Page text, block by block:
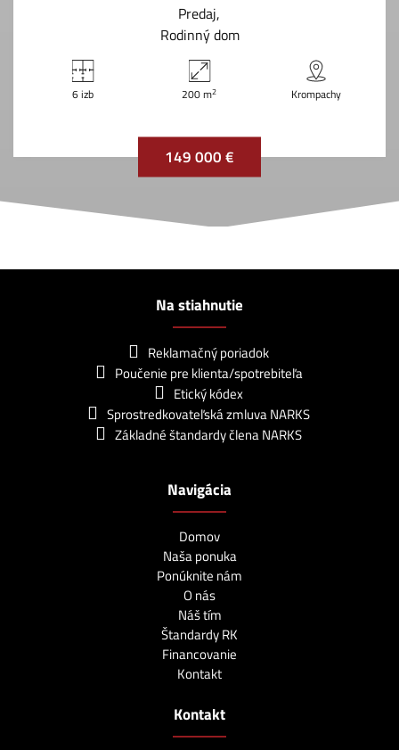
Predaj
Rodinný dom
6 izb 200 m2 Krompachy
149 000 €
Na stiahnutie
Reklamačný poriadok
Poučenie pre klienta/spotrebiteľa
Etický kódex
Sprostredkovateľská zmluva NARKS
Základné štandardy člena NARKS
Navigácia
Domov
Naša ponuka
Ponúknite nám
O nás
Náš tím
Štandardy RK
Financovanie
Kontakt
Kontakt